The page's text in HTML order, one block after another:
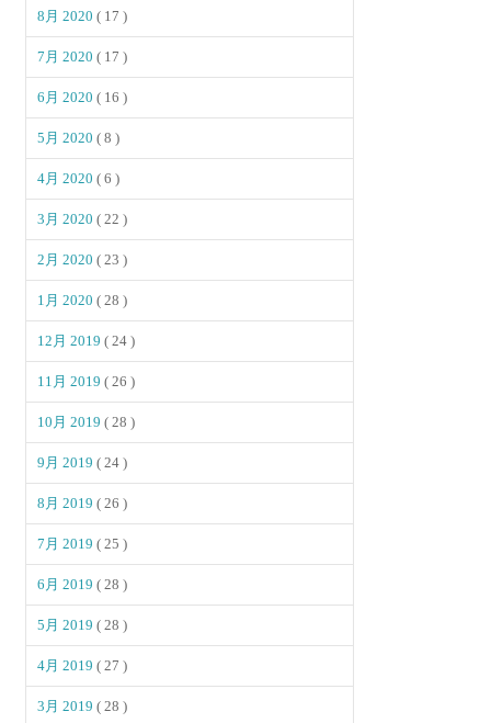
8月 2020( 17 )
7月 2020( 17 )
6月 2020( 16 )
5月 2020( 8 )
4月 2020( 6 )
3月 2020( 22 )
2月 2020( 23 )
1月 2020( 28 )
12月 2019( 24 )
11月 2019( 26 )
10月 2019( 28 )
9月 2019( 24 )
8月 2019( 26 )
7月 2019( 25 )
6月 2019( 28 )
5月 2019( 28 )
4月 2019( 27 )
3月 2019( 28 )